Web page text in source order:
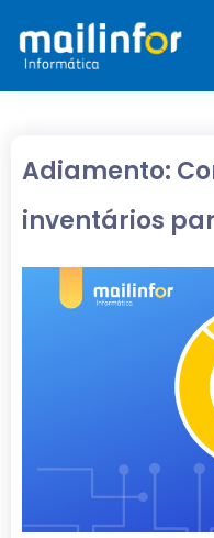
Adiamento:
inventários